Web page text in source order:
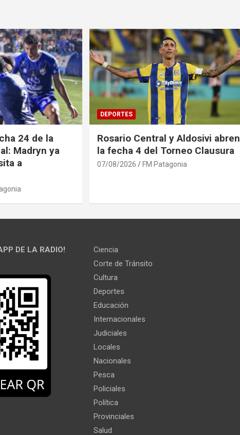
24 de la
Madryn ya
a
DEPORTES
Rosario Central y Aldosivi abren
la fecha 4 del Torneo Clausura
07/08/2026 FM Patagonia
DE LA RADIO!
Ciencia
Corte de Tránsito
Cultura
Deportes
Educación
Internacionales
Judiciales
Locales
Nacionales
Pesca
Policiales
Política
Provinciales
Salud